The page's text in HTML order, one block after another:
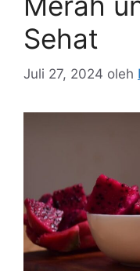
Sehat
Juli 27, 2024 oleh